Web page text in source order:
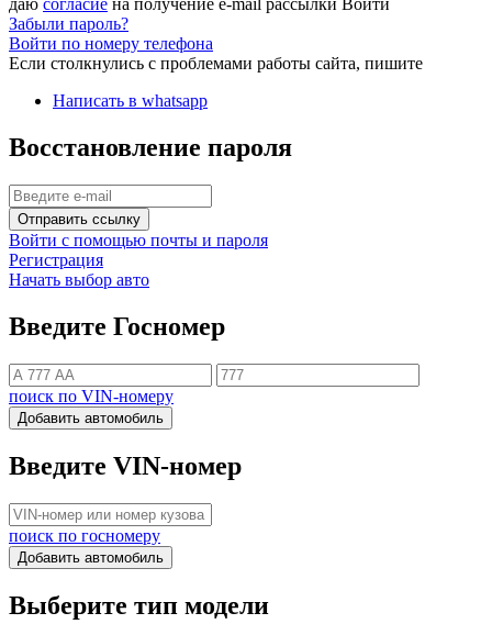
даю согласие на получение e-mail рассылки Войти
Забыли пароль?
Войти по номеру телефона
Если столкнулись с проблемами работы сайта, пишите
Написать в whatsapp
Восстановление пароля
Отправить ссылку
Войти с помощью почты и пароля
Регистрация
Начать выбор авто
Введите Госномер
поиск по VIN-номеру
Добавить автомобиль
Введите VIN-номер
поиск по госномеру
Добавить автомобиль
Выберите тип модели